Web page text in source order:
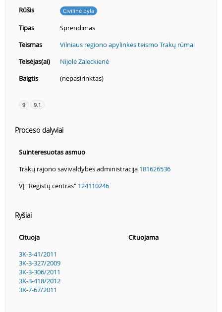
Rūšis
Civilinė byla
Tipas
Sprendimas
Teismas
Vilniaus regiono apylinkės teismo Trakų rūmai
Teisėjas(ai)
Nijolė Zaleckienė
Baigtis
(nepasirinktas)
9 9.1
Proceso dalyviai
Suinteresuotas asmuo
Trakų rajono savivaldybės administracija 181626536
VĮ "Registų centras" 124110246
Ryšiai
Cituoja
Cituojama
3K-3-41/2011
3K-3-327/2009
3K-3-306/2011
3K-3-418/2012
3K-7-67/2011